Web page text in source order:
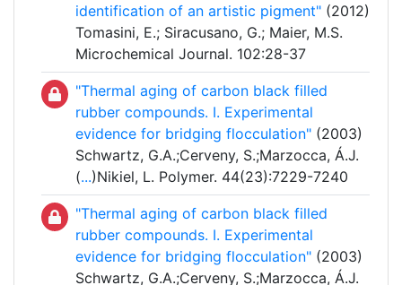
identification of an artistic pigment" (2012)
Tomasini, E.; Siracusano, G.; Maier, M.S.
Microchemical Journal. 102:28-37
"Thermal aging of carbon black filled
rubber compounds. I. Experimental
evidence for bridging flocculation" (2003)
Schwartz, G.A.;Cerveny, S.;Marzocca, Á.J.
(...)Nikiel, L. Polymer. 44(23):7229-7240
"Thermal aging of carbon black filled
rubber compounds. I. Experimental
evidence for bridging flocculation" (2003)
Schwartz, G.A.;Cerveny, S.;Marzocca, Á.J.